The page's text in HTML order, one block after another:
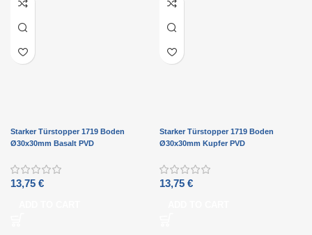
Starker Türstopper 1719 Boden
Ø30x30mm Basalt PVD
13,75 €
Starker Türstopper 1719 Boden
Ø30x30mm Kupfer PVD
13,75 €